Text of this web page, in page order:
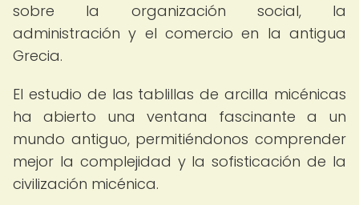
sobre la organización social, la
administración y el comercio en la antigua
Grecia.
El estudio de las tablillas de arcilla micénicas
ha abierto una ventana fascinante a un
mundo antiguo, permitiéndonos comprender
mejor la complejidad y la sofisticación de la
civilización micénica.